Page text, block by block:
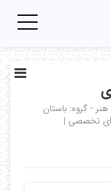
- گروه: باستان
تخصصی |